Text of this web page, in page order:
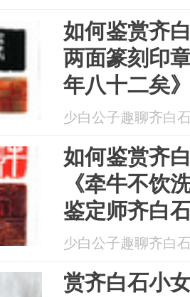
如何鉴赏齐
两面篆刻印
年八十二矣
石书画院院
少白公子趣聊齐白
如何鉴赏齐
《牵牛不饮
鉴定师齐白
弟子汤发周
少白公子趣聊齐白
赏齐白石小